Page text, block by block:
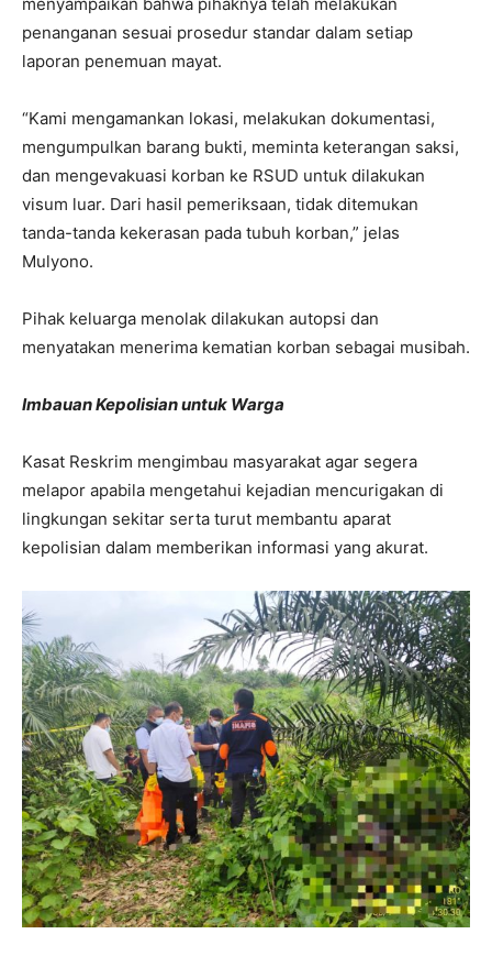
menyampaikan bahwa pihaknya telah melakukan
penanganan sesuai prosedur standar dalam setiap
laporan penemuan mayat.
“Kami mengamankan lokasi, melakukan dokumentasi,
mengumpulkan barang bukti, meminta keterangan saksi,
dan mengevakuasi korban ke RSUD untuk dilakukan
visum luar. Dari hasil pemeriksaan, tidak ditemukan
tanda-tanda kekerasan pada tubuh korban,” jelas
Mulyono.
Pihak keluarga menolak dilakukan autopsi dan
menyatakan menerima kematian korban sebagai musibah.
Imbauan Kepolisian untuk Warga
Kasat Reskrim mengimbau masyarakat agar segera
melapor apabila mengetahui kejadian mencurigakan di
lingkungan sekitar serta turut membantu aparat
kepolisian dalam memberikan informasi yang akurat.